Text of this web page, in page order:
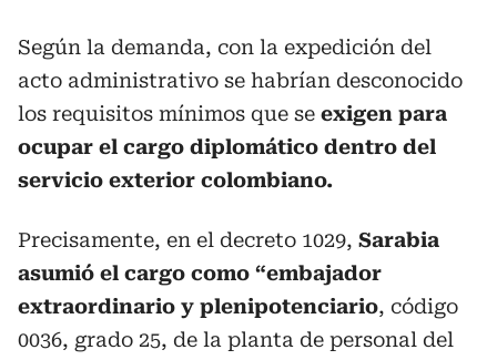
Según la demanda, con la expedición del
acto administrativo se habrían desconocido
los requisitos mínimos que se exigen para
ocupar el cargo diplomático dentro del
servicio exterior colombiano.
Precisamente, en el decreto 1029, Sarabia
asumió el cargo como “embajador
extraordinario y plenipotenciario, código
0036, grado 25, de la planta de personal del